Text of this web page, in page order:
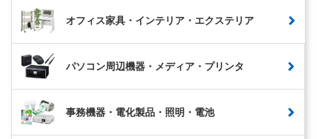
オフィス家具・インテリア・エクステリア
パソコン周辺機器・メディア・プリンタ
事務機器・電化製品・照明・電池